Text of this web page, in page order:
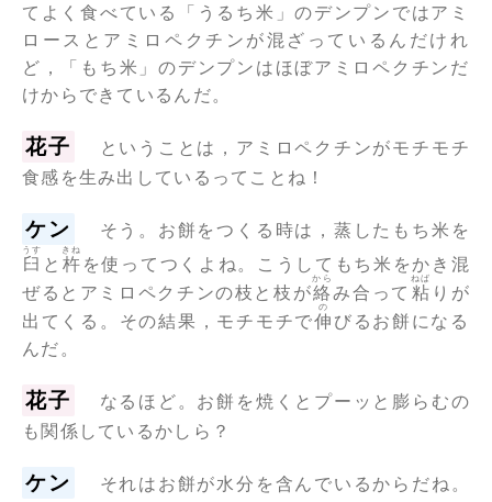
てよく食べている「うるち米」のデンプンではアミ
ロースとアミロペクチンが混ざっているんだけれ
ど，「もち米」のデンプンはほぼアミロペクチンだ
けからできているんだ。
花子
ということは，アミロペクチンがモチモチ
食感を生み出しているってことね！
ケン
そう。お餅をつくる時は，蒸したもち米を
臼
うす
と 杵
きね
を使ってつくよね。こうしてもち米をかき混
ぜるとアミロペクチンの枝と枝が絡
から
み合って 粘
ねば
りが
出てくる。その結果，モチモチで伸
の
びるお餅になる
んだ。
花子
なるほど。お餅を焼くとプーッと膨らむの
も関係しているかしら？
ケン
それはお餅が水分を含んでいるからだね。